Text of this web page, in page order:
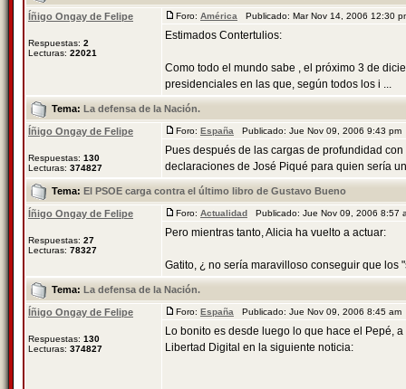
Íñigo Ongay de Felipe
Respuestas: 2
Lecturas: 22021
Foro: América Publicado: Mar Nov 14, 2006 12:30
Estimados Contertulios:
Como todo el mundo sabe , el próximo 3 de
presidenciales en las que, según todos los i ...
Tema: La defensa de la Nación.
Íñigo Ongay de Felipe
Respuestas: 130
Lecturas: 374827
Foro: España Publicado: Jue Nov 09, 2006 9:43
Pues después de las cargas de profundidad
declaraciones de José Piqué para quien sería
Tema: El PSOE carga contra el último libro de Gustavo Bueno
Íñigo Ongay de Felipe
Respuestas: 27
Lecturas: 78327
Foro: Actualidad Publicado: Jue Nov 09, 2006
Pero mientras tanto, Alicia ha vuelto a actuar:
Gatito, ¿ no sería maravilloso conseguir que los
Tema: La defensa de la Nación.
Íñigo Ongay de Felipe
Respuestas: 130
Lecturas: 374827
Foro: España Publicado: Jue Nov 09, 2006 8:45
Lo bonito es desde luego lo que hace el Pepé,
Libertad Digital en la siguiente noticia: